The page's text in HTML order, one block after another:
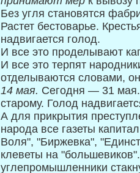
Без угля становятся
Растет бесто­варье.
надвигается голод.
И все это проделывают
И все это терпят
отделыва­ются словами,
14 мая. Сегодня — 31
старому. Голод
А для прикрытия
народа все газеты
Воля", "Биржевка",
клеветы на
углепромышленники